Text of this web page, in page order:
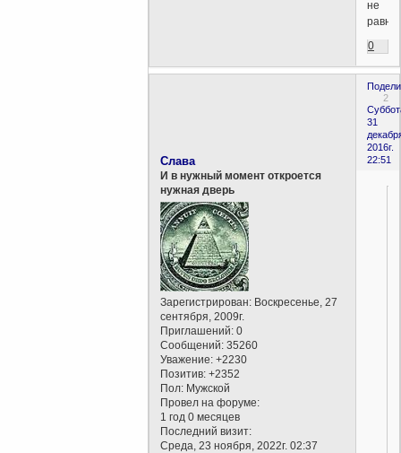
не
равны.
0
2
31
2016г.
22:51
Слава
И в нужный момент откроется
нужная дверь
Зарегистрирован: Воскресенье, 27
сентября, 2009г.
Приглашений: 0
Сообщений: 35260
Уважение: +2230
Позитив: +2352
Пол: Мужской
Провел на форуме:
1 год 0 месяцев
Последний визит:
Среда, 23 ноября, 2022г. 02:37